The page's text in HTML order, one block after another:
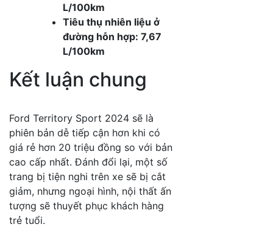
L/100km
Tiêu thụ nhiên liệu ở
đường hỗn hợp: 7,67
L/100km
Kết luận chung
Ford Territory Sport 2024 sẽ là
phiên bản dễ tiếp cận hơn khi có
giá rẻ hơn 20 triệu đồng so với bản
cao cấp nhất. Đánh đổi lại, một số
trang bị tiện nghi trên xe sẽ bị cắt
giảm, nhưng ngoại hình, nội thất ấn
tượng sẽ thuyết phục khách hàng
trẻ tuổi.